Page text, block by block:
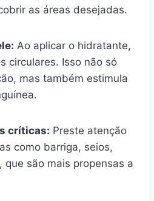
as áreas desejadas.
Ao aplicar o hidratante,
circulares. Isso não só
mas também estimula
críticas: Preste atenção
como barriga, seios,
que são mais propensas a